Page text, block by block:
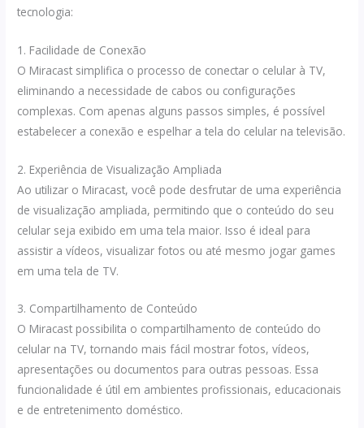
tecnologia:
1. Facilidade de Conexão
O Miracast simplifica o processo de conectar o celular à TV,
eliminando a necessidade de cabos ou configurações
complexas. Com apenas alguns passos simples, é possível
estabelecer a conexão e espelhar a tela do celular na televisão.
2. Experiência de Visualização Ampliada
Ao utilizar o Miracast, você pode desfrutar de uma experiência
de visualização ampliada, permitindo que o conteúdo do seu
celular seja exibido em uma tela maior. Isso é ideal para
assistir a vídeos, visualizar fotos ou até mesmo jogar games
em uma tela de TV.
3. Compartilhamento de Conteúdo
O Miracast possibilita o compartilhamento de conteúdo do
celular na TV, tornando mais fácil mostrar fotos, vídeos,
apresentações ou documentos para outras pessoas. Essa
funcionalidade é útil em ambientes profissionais, educacionais
e de entretenimento doméstico.